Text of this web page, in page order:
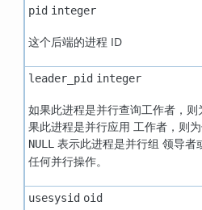
pid integer
这个后端的进程 ID
leader_pid integer
如果此进程是并行查询工作者，
果此进程是并行应用 工作者，则
NULL 表示此进程是并行组 领导者
任何并行操作。
usesysid oid